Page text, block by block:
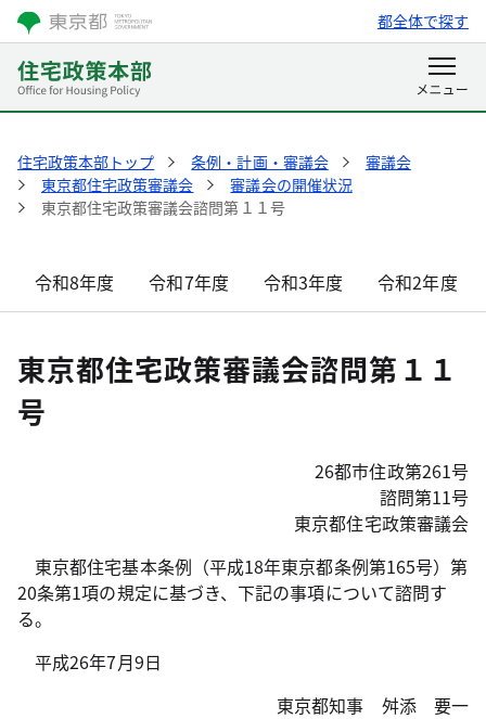
都全体で探す
住宅政策本部トップ 条例・計画・審議会
審議会
東京都住宅政策審議会
審議会の開催状況
東京都住宅政策審議会諮問第１１号
令和8年度 令和7年度 令和3年度 令和2年度
東京都住宅政策審議会諮問第１１
号
26都市住政第261号
諮問第11号
東京都住宅政策審議会
東京都住宅基本条例（平成18年東京都条例第165号）第
20条第1項の規定に基づき、下記の事項について諮問す
る。
平成26年7月9日
東京都知事 舛添 要一